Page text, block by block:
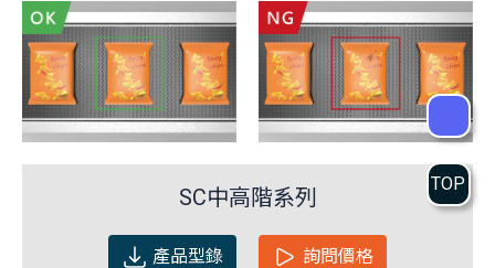
SC中高階系列
產品型錄 詢問價格
TOP